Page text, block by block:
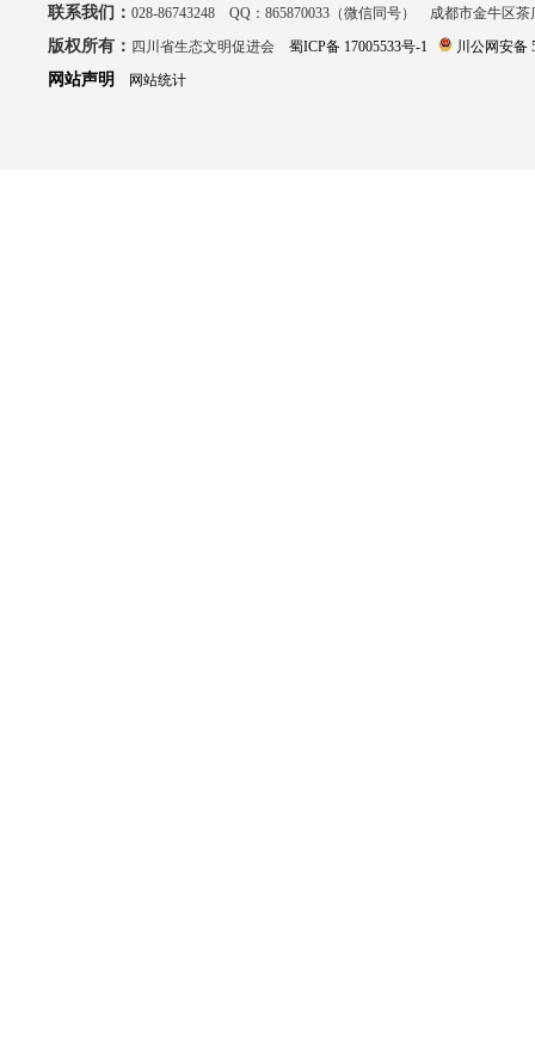
联系我们： 028-86743248 QQ：865870033（微信同号） 成都市金牛区
版权所有： 四川省生态文明促进会 蜀ICP备 17005533号-1 川公网安备
网站声明 网站统计